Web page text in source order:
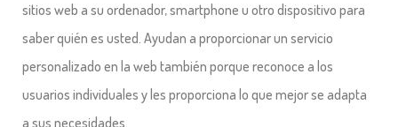
sitios web a su ordenador, smartphone u otro dispositivo para
saber quién es usted. Ayudan a proporcionar un servicio
personalizado en la web también porque reconoce a los
usuarios individuales y les proporciona lo que mejor se adapta
a sus necesidades.